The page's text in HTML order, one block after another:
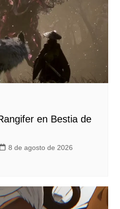
en Bestia de
8 de agosto de 2026